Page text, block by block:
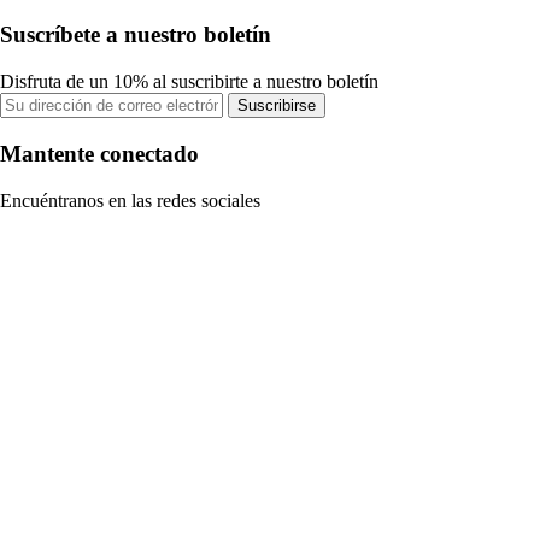
Suscríbete a nuestro boletín
Disfruta de un 10% al suscribirte a nuestro boletín
Suscribirse
Mantente conectado
Encuéntranos en las redes sociales